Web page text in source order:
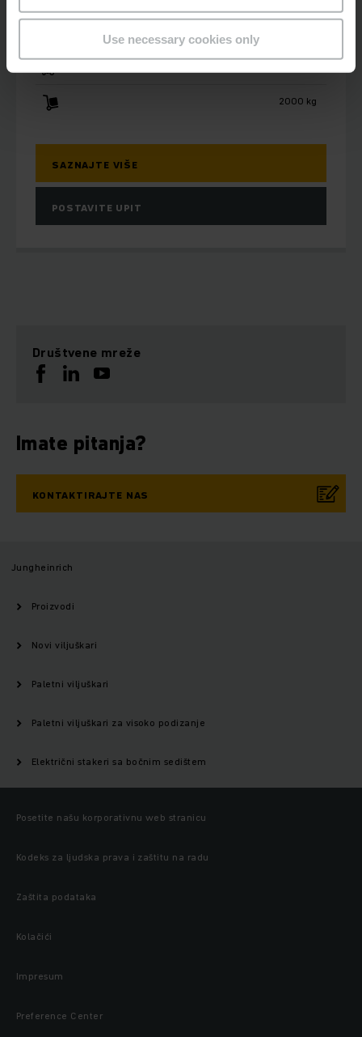
Use necessary cookies only
stajanje 2,0t
2000 kg
SAZNAJTE VIŠE
POSTAVITE UPIT
Društvene mreže
Imate pitanja?
KONTAKTIRAJTE NAS
Jungheinrich
Proizvodi
Novi viljuškari
Paletni viljuškari
Paletni viljuškari za visoko podizanje
Električni stakeri sa bočnim sedištem
Posetite našu korporativnu web stranicu
Kodeks za ljudska prava i zaštitu na radu
Zaštita podataka
Kolačići
Impresum
Preference Center